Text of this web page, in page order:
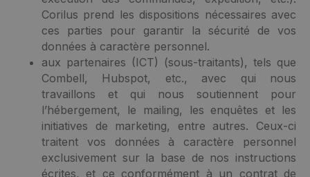
Corilus prend les dispositions nécessaires avec
ces parties pour garantir la sécurité de vos
données à caractère personnel.
aux partenaires (ICT) (sous-traitants), tels que
Combell, Hubspot, etc., avec qui nous
travaillons et qui nous soutiennent pour
l’hébergement, le mailing, les enquêtes et les
initiatives de marketing, entre autres. Ceux-ci
traitent vos données à caractère personnel
exclusivement sur la base de nos instructions
écrites, et ce conformément à un contrat de